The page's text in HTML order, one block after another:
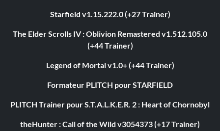
Starfield v1.15.222.0 (+27 Trainer)
The Elder Scrolls IV : Oblivion Remastered v1.512.105.0
(+44 Trainer)
Legend of Mortal v1.0+ (+44 Trainer)
Formateur PLITCH pour STARFIELD
PLITCH Trainer pour S.T.A.L.K.E.R. 2 : Heart of Chornobyl
theHunter : Call of the Wild v3054373 (+17 Trainer)